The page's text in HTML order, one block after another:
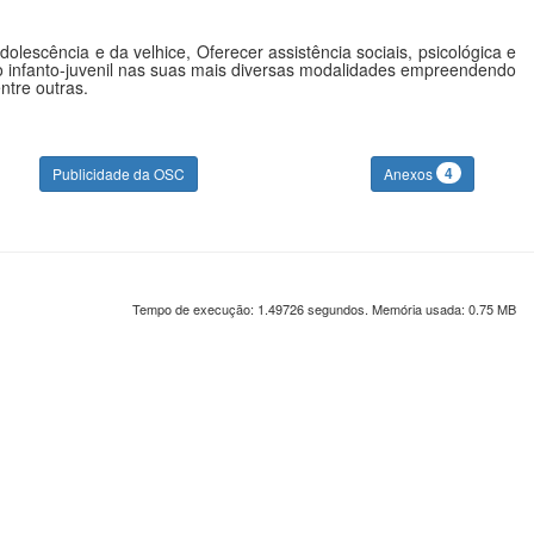
e da velhice, Oferecer assistência sociais, psicológica e
juvenil nas suas mais diversas modalidades empreendendo
outras.
Publicidade da OSC Anexos 4
Tempo de execução: 1.49726 segundos. Memória usada: 0.75 MB